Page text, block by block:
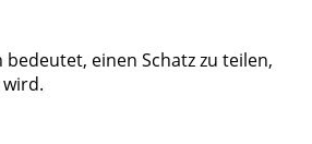
einen Schatz zu teilen,